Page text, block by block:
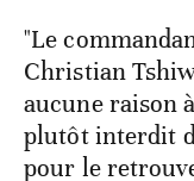
"Le
Christian
aucune raison
plutôt interdit
pour le